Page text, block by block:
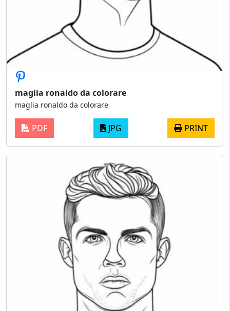
maglia ronaldo da colorare
maglia ronaldo da colorare
PDF JPG PRINT